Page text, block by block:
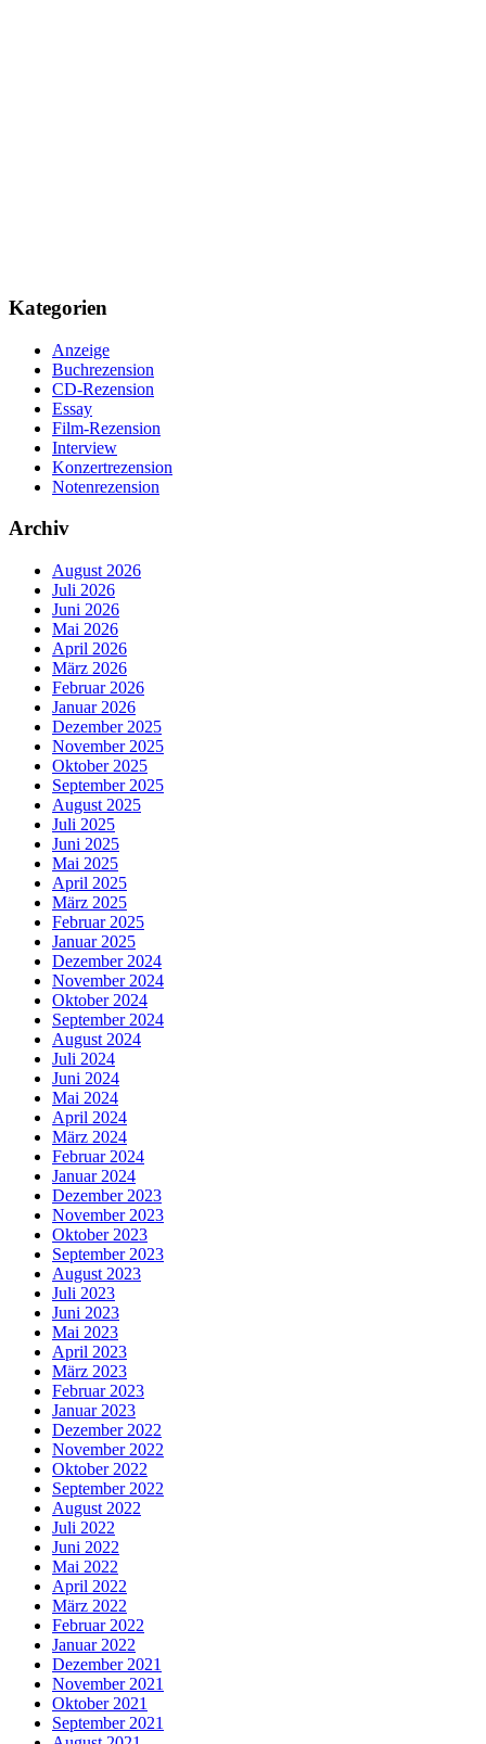
Kategorien
Anzeige
Buchrezension
CD-Rezension
Essay
Film-Rezension
Interview
Konzertrezension
Notenrezension
Archiv
August 2026
Juli 2026
Juni 2026
Mai 2026
April 2026
März 2026
Februar 2026
Januar 2026
Dezember 2025
November 2025
Oktober 2025
September 2025
August 2025
Juli 2025
Juni 2025
Mai 2025
April 2025
März 2025
Februar 2025
Januar 2025
Dezember 2024
November 2024
Oktober 2024
September 2024
August 2024
Juli 2024
Juni 2024
Mai 2024
April 2024
März 2024
Februar 2024
Januar 2024
Dezember 2023
November 2023
Oktober 2023
September 2023
August 2023
Juli 2023
Juni 2023
Mai 2023
April 2023
März 2023
Februar 2023
Januar 2023
Dezember 2022
November 2022
Oktober 2022
September 2022
August 2022
Juli 2022
Juni 2022
Mai 2022
April 2022
März 2022
Februar 2022
Januar 2022
Dezember 2021
November 2021
Oktober 2021
September 2021